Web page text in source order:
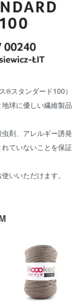
®スタンダード100）
球に優しい繊維製品
剤、アレルギー誘発
ていないことを保証
いいただけます。